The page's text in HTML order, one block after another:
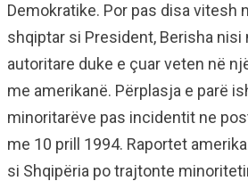
Demokratike. Por pas disa vitesh
shqiptar si President, Berisha nisi
autoritare duke e çuar veten në
me amerikanë. Përplasja e parë
minoritarëve pas incidentit ne
me 10 prill 1994. Raportet
si Shqipëria po trajtonte